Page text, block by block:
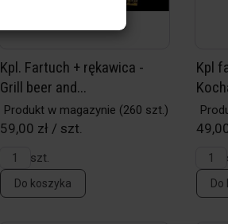
Kpl. Fartuch + rękawica -
Grill beer and...
Produkt w magazynie (260 szt.)
59,00 zł / szt.
szt.
Do koszyka
Kpl
Do